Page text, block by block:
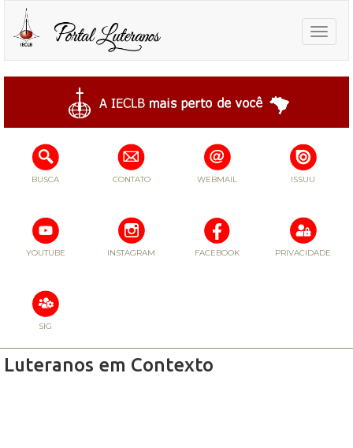
Toggle
BUSCA CONTATO WEBMAIL ISSUU
YOUTUBE INSTAGRAM FACEBOOK PRIVACIDADE
SIG
Luteranos em Contexto